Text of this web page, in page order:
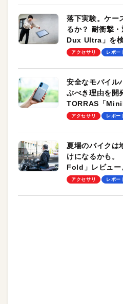
落下実験。ケ
るか？ 耐衝撃
Dux Ultra」を
のモバイルユー
アクセサリ レポー
安全なモバイル
ぶべき理由を開
TORRAS「
ーも
アクセサリ レポー
夏場のバイクは
けになるかも
Fold」レビュー
却プレート、シ
アクセサリ レポー